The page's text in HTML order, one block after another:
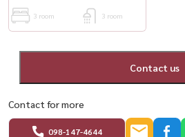
▪︎1间工作室
▪︎2个客厅
▪︎1个大阳台（30平方米）
位置好，出行方便：
3 room 3 room
Contact us
Contact for more
098-147-4644